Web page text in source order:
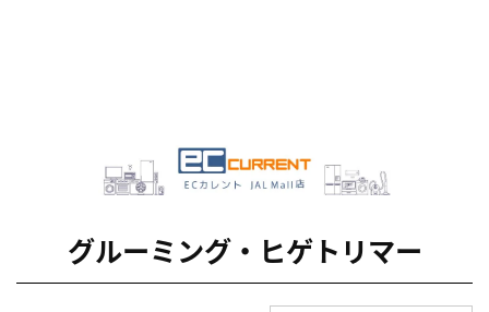
グルーミング・ヒゲトリマー